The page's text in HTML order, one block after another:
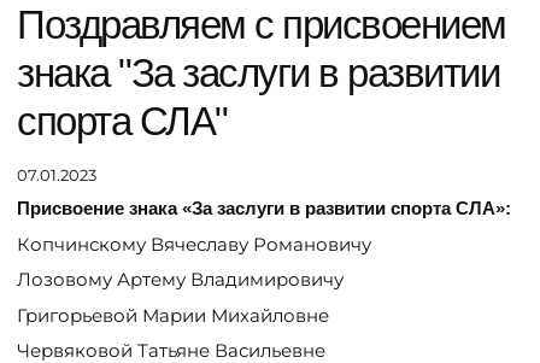
Поздравляем с присвоением
знака "За заслуги в развитии
спорта СЛА"
07.01.2023
Присвоение знака «За заслуги в развитии спорта СЛА»:
Копчинскому Вячеславу Романовичу
Лозовому Артему Владимировичу
Григорьевой Марии Михайловне
Червяковой Татьяне Васильевне